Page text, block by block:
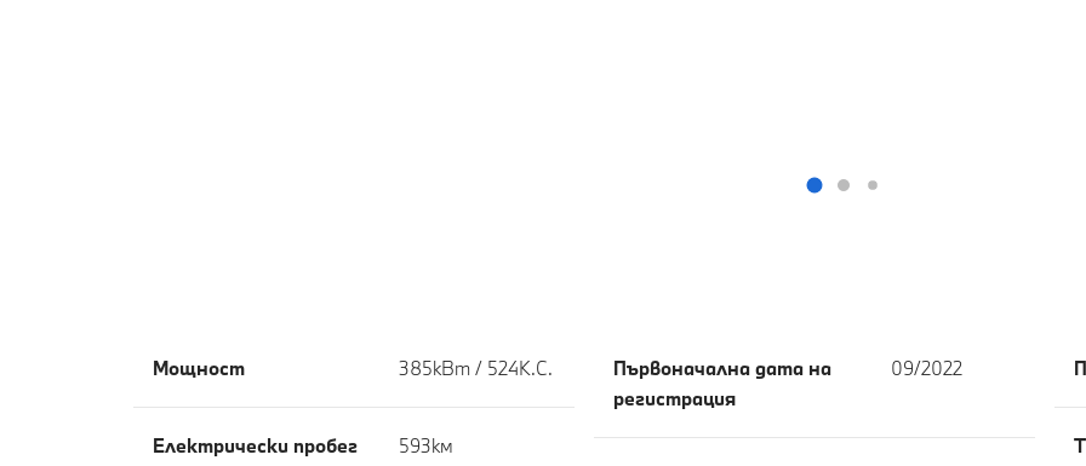
Мощност 385кВт / 524К.С.
Eлектрически пробег 593км
Първоначална дата на
регистрация
09/2022